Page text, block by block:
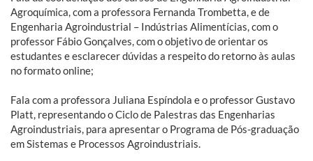
Agroquímica, com a professora Fernanda Trombetta, e de
Engenharia Agroindustrial – Indústrias Alimentícias, com o
professor Fábio Gonçalves, com o objetivo de orientar os
estudantes e esclarecer dúvidas a respeito do retorno às aulas
no formato online;
Fala com a professora Juliana Espíndola e o professor Gustavo
Platt, representando o Ciclo de Palestras das Engenharias
Agroindustriais, para apresentar o Programa de Pós-graduação
em Sistemas e Processos Agroindustriais.